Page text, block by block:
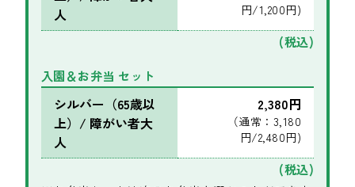
人
円/1,200円)
(税込)
入園＆お弁当 セット
シルバー（65歳以
上）/ 障がい者大
人
2,380円
（通常：3,180
円/2,480円)
(税込)